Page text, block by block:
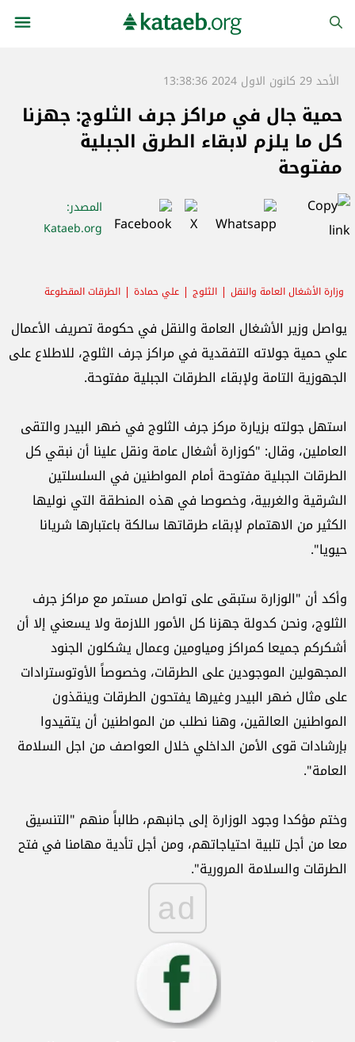
الأحد 29 كانون الاول 2024 13:38:36
حمية جال في مراكز جرف الثلوج: جهزنا
كل ما يلزم لابقاء الطرق الجبلية
مفتوحة
المصدر:
Kataeb.org
وزارة الأشغال العامة والنقل الثلوج علي حمادة الطرقات المقطوعة
يواصل وزير الأشغال العامة والنقل في حكومة تصريف الأعمال
علي حمية جولاته التفقدية في مراكز جرف الثلوج، للاطلاع على
الجهوزية التامة ولإبقاء الطرقات الجبلية مفتوحة.
استهل جولته بزيارة مركز جرف الثلوج في ضهر البيدر والتقى
العاملين، وقال: "كوزارة أشغال عامة ونقل علينا أن نبقي كل
الطرقات الجبلية مفتوحة أمام المواطنين في السلسلتين
الشرقية والغربية، وخصوصا في هذه المنطقة التي نوليها
الكثير من الاهتمام لإبقاء طرقاتها سالكة باعتبارها شريانا
حيويا".
وأكد أن "الوزارة ستبقى على تواصل مستمر مع مراكز جرف
الثلوج، ونحن كدولة جهزنا كل الأمور اللازمة ولا يسعني إلا أن
أشكركم جميعا كمراكز ومياومين وعمال يشكلون الجنود
المجهولين الموجودين على الطرقات، وخصوصاً الأوتوسترادات
على مثال ضهر البيدر وغيرها يفتحون الطرقات وينقذون
المواطنين العالقين، وهنا نطلب من المواطنين أن يتقيدوا
بإرشادات قوى الأمن الداخلي خلال العواصف من اجل السلامة
العامة".
وختم مؤكدا وجود الوزارة إلى جانبهم، طالباً منهم "التنسيق
معا من أجل تلبية احتياجاتهم، ومن أجل تأدية مهامنا في فتح
الطرقات والسلامة المرورية".
ad